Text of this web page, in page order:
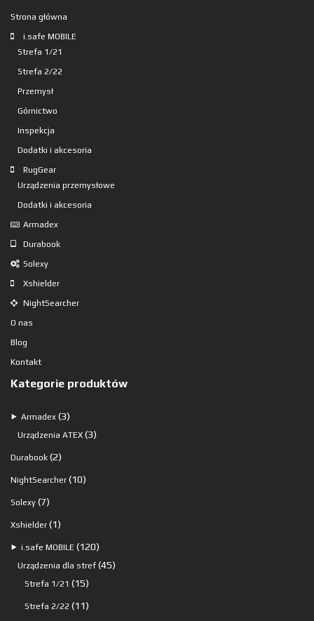
Strona główna
i.safe MOBILE
Strefa 1/21
Strefa 2/22
Przemysł
Górnictwo
Inspekcja
Dodatki i akcesoria
RugGear
Urządzenia przemysłowe
Dodatki i akcesoria
Armadex
Durabook
Solexy
Xshielder
NightSearcher
O nas
Blog
Kontakt
Kategorie produktów
⯈ Armadex 33
produkty
Urządzenia ATEX 33
Durabook 22
produkty
NightSearcher 1010
Solexy 77
produktów
Xshielder 11
produkt
⯈ i.safe MOBILE 120120
produktów
Urządzenia dla stref 4545
Strefa 1/21 1515
produktów
Strefa 2/22 1111